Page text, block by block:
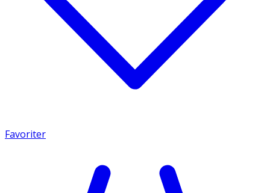
Favoriter